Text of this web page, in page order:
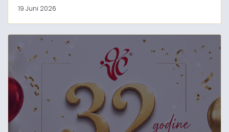
19 Juni 2026